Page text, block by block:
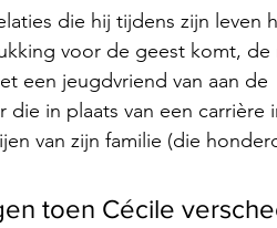
die hij tijdens zijn leven
voor de geest komt, de
een jeugdvriend van aan de
in plaats van een carrière
van zijn familie (die
toen Cécile